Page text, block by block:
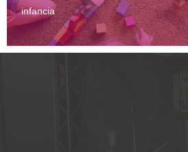
infancia